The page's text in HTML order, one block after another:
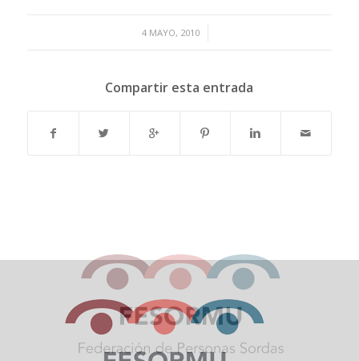
4 MAYO, 2010
/
Compartir esta entrada